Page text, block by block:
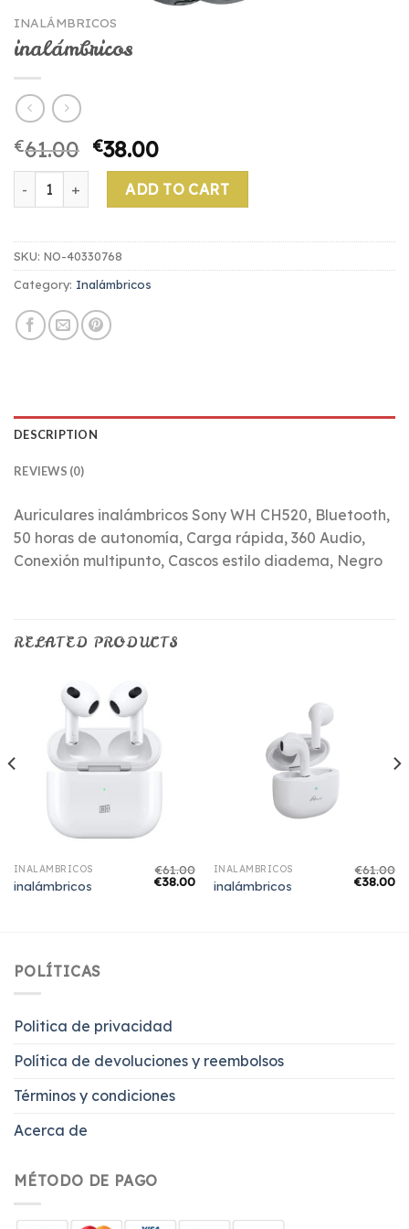
INALÁMBRICOS
inalámbricos
€61.00 €38.00
inalámbricos quantityADD TO CART
SKU: NO-40330768
Category: Inalámbricos
DESCRIPTION
REVIEWS (0)
Auriculares inalámbricos Sony WH CH520, Bluetooth,
50 horas de autonomía, Carga rápida, 360 Audio,
Conexión multipunto, Cascos estilo diadema, Negro
RELATED PRODUCTS
INALÁMBRICOS
inalámbricos
€61.00
€38.00
INALÁMBRICOS
inalámbricos
€61.00
€38.00
POLÍTICAS
Politica de privacidad
Política de devoluciones y reembolsos
Términos y condiciones
Acerca de
MÉTODO DE PAGO